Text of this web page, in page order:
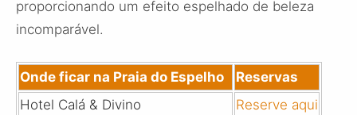
proporcionando um efeito espelhado de beleza
incomparável.
Onde ficar na Praia do Espelho
Reservas
Hotel Calá & Divino
Reserve aqui